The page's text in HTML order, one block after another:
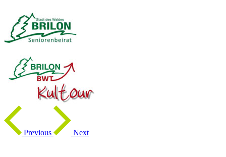
Previous Next